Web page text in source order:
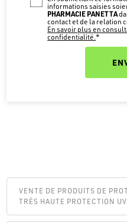
informations saisies
PHARMACIE PANETTA
contact et de la relation
En savoir plus en
confidentialité.*
VENTE DE PRODUITS DE
TRÈS HAUTE PROTECTION